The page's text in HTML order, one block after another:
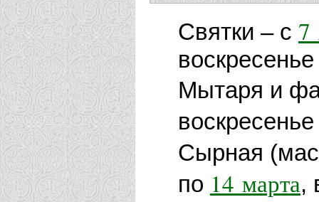
Святки – с 7
воскресенье
Мытаря и
Сырная
по 14 марта,